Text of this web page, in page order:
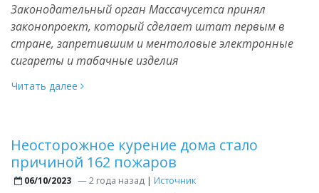
Законодательный орган Массачусетса принял
законопроект, который сделает штат первым в
стране, запретившим и ментоловые электронные
сигареты и табачные изделия
Читать далее
Неосторожное курение дома стало
причиной 162 пожаров
06/10/2023 —2 года назад | Источник